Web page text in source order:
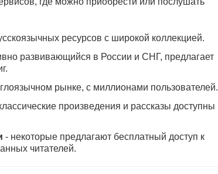
ресурсов с широкой коллекцией.
развивающийся в России и СНГ, предлагает
рынке, с миллионами пользователей.
произведения и рассказы доступны
- некоторые предлагают бесплатный доступ к
читателей.